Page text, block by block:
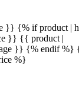
}} {% if product |
}} {{ product |
}} {% endif %}
%}